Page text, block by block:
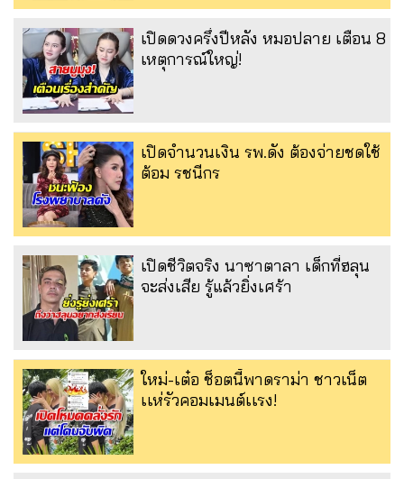
เปิดดวงครึ่งปีหลัง หมอปลาย เตือน 8
เหตุการณ์ใหญ่!
เปิดจำนวนเงิน รพ.ดัง ต้องจ่ายชดใช้
ต้อม รชนีกร
เปิดชีวิตจริง นาซาตาลา เด็กที่ฮลุน
จะส่งเสีย รู้แล้วยิ่งเศร้า
ใหม่-เต๋อ ช็อตนี้พาดราม่า ชาวเน็ต
เเห่รัวคอมเมนต์เเรง!